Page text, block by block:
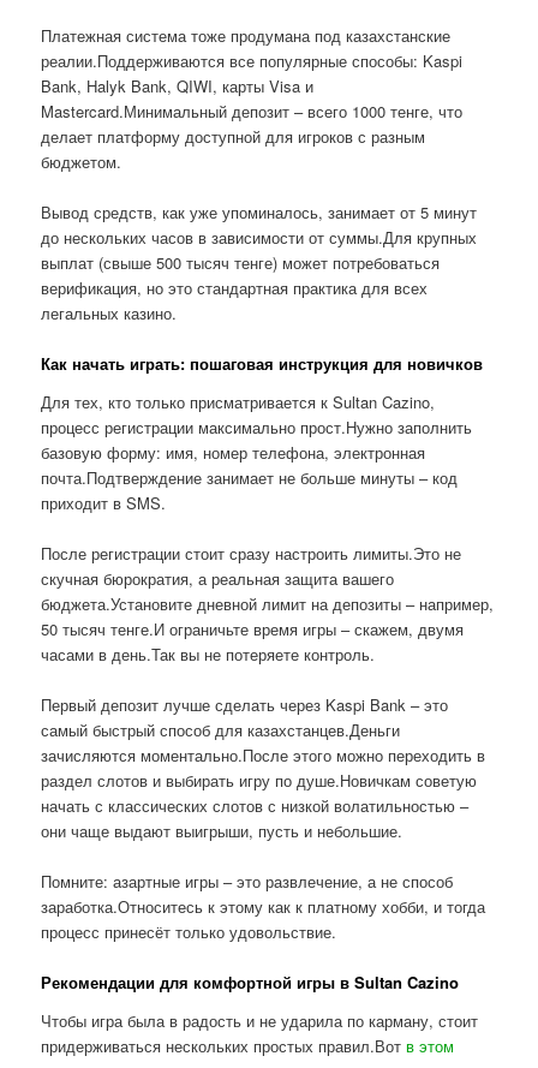
Платежная система тоже продумана под казахстанские
реалии.Поддерживаются все популярные способы: Kaspi
Bank, Halyk Bank, QIWI, карты Visa и
Mastercard.Минимальный депозит – всего 1000 тенге, что
делает платформу доступной для игроков с разным
бюджетом.
Вывод средств, как уже упоминалось, занимает от 5 минут
до нескольких часов в зависимости от суммы.Для крупных
выплат (свыше 500 тысяч тенге) может потребоваться
верификация, но это стандартная практика для всех
легальных казино.
Как начать играть: пошаговая инструкция для новичков
Для тех, кто только присматривается к Sultan Cazino,
процесс регистрации максимально прост.Нужно заполнить
базовую форму: имя, номер телефона, электронная
почта.Подтверждение занимает не больше минуты – код
приходит в SMS.
После регистрации стоит сразу настроить лимиты.Это не
скучная бюрократия, а реальная защита вашего
бюджета.Установите дневной лимит на депозиты – например,
50 тысяч тенге.И ограничьте время игры – скажем, двумя
часами в день.Так вы не потеряете контроль.
Первый депозит лучше сделать через Kaspi Bank – это
самый быстрый способ для казахстанцев.Деньги
зачисляются моментально.После этого можно переходить в
раздел слотов и выбирать игру по душе.Новичкам советую
начать с классических слотов с низкой волатильностью –
они чаще выдают выигрыши, пусть и небольшие.
Помните: азартные игры – это развлечение, а не способ
заработка.Относитесь к этому как к платному хобби, и тогда
процесс принесёт только удовольствие.
Рекомендации для комфортной игры в Sultan Cazino
Чтобы игра была в радость и не ударила по карману, стоит
придерживаться нескольких простых правил.Вотв этом